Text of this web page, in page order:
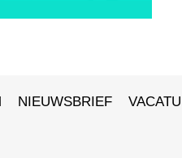
NIEUWSBRIEF